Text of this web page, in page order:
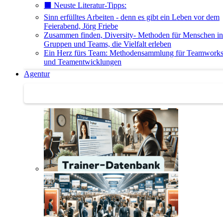
⬛️ Neuste Literatur-Tipps:
Sinn erfülltes Arbeiten - denn es gibt ein Leben vor dem
Feierabend, Jörg Friebe
Zusammen finden, Diversity- Methoden für Menschen in
Gruppen und Teams, die Vielfalt erleben
Ein Herz fürs Team: Methodensammlung für
und Teamentwicklungen
Agentur